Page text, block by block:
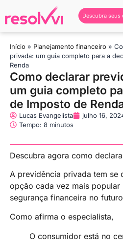
Descubra seus
Início » Planejamento financeiro »
privada: um guia completo para a
Renda
Como declarar
um guia completo
de Imposto de
Lucas Evangelista julho 16,
Tempo: 8 minutos
Descubra agora como
A previdência privada tem se
opção cada vez mais popular
segurança financeira no
Como afirma o especialista,
O consumidor está no